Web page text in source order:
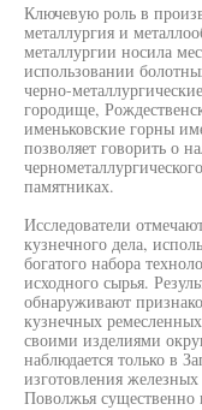
Ключевую роль в
металлургия и
металлургии носила
использовании
черно-
городище,
именьковские горны
позволяет говорить о
памятниках.
Исследователи
кузнечного дела,
богатого набора
исходного сырья.
обнаруживают
кузнечных
своими изделиями
наблюдается только в
изготовления
Поволжья существенно